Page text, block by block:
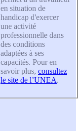
en situation de
handicap d'exercer
une activité
professionnelle dans
des conditions
adaptées à ses
capacités. Pour en
savoir plus, consultez
le site de l’UNEA.